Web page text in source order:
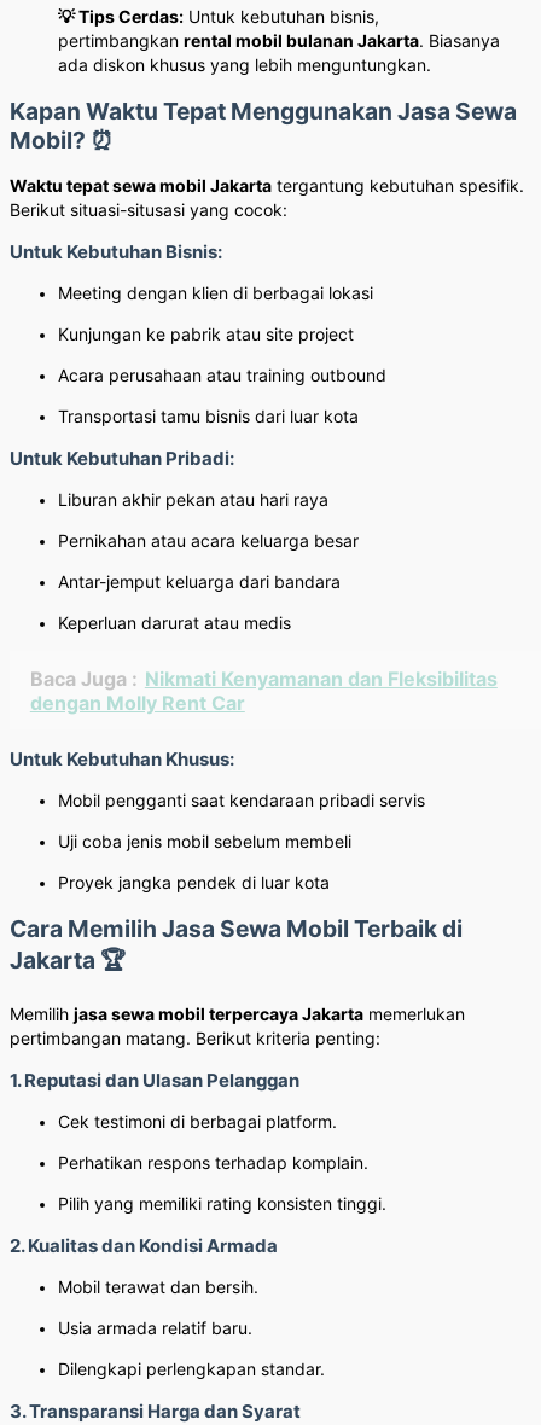
💡 Tips Cerdas: Untuk kebutuhan bisnis,
pertimbangkan rental mobil bulanan Jakarta. Biasanya
ada diskon khusus yang lebih menguntungkan.
Kapan Waktu Tepat Menggunakan Jasa Sewa
Mobil? ⏰
Waktu tepat sewa mobil Jakarta tergantung kebutuhan spesifik.
Berikut situasi-situsasi yang cocok:
Untuk Kebutuhan Bisnis:
Meeting dengan klien di berbagai lokasi
Kunjungan ke pabrik atau site project
Acara perusahaan atau training outbound
Transportasi tamu bisnis dari luar kota
Untuk Kebutuhan Pribadi:
Liburan akhir pekan atau hari raya
Pernikahan atau acara keluarga besar
Antar-jemput keluarga dari bandara
Keperluan darurat atau medis
Baca Juga : Nikmati Kenyamanan dan Fleksibilitas
dengan Molly Rent Car
Untuk Kebutuhan Khusus:
Mobil pengganti saat kendaraan pribadi servis
Uji coba jenis mobil sebelum membeli
Proyek jangka pendek di luar kota
Cara Memilih Jasa Sewa Mobil Terbaik di
Jakarta 🏆
Memilih jasa sewa mobil terpercaya Jakarta memerlukan
pertimbangan matang. Berikut kriteria penting:
1. Reputasi dan Ulasan Pelanggan
Cek testimoni di berbagai platform.
Perhatikan respons terhadap komplain.
Pilih yang memiliki rating konsisten tinggi.
2. Kualitas dan Kondisi Armada
Mobil terawat dan bersih.
Usia armada relatif baru.
Dilengkapi perlengkapan standar.
3. Transparansi Harga dan Syarat